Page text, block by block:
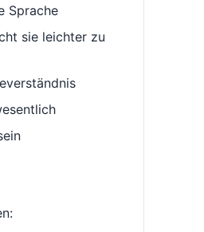
Sprache
sie leichter zu